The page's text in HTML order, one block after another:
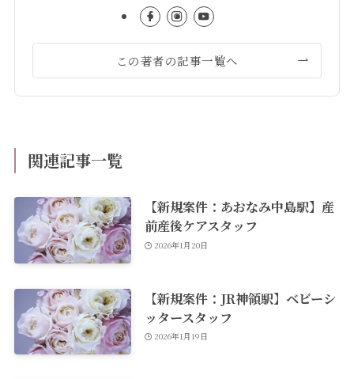
この著者の記事一覧へ
関連記事一覧
【新規案件：あおなみ中島駅】産
前産後ケアスタッフ
2026年1月20日
【新規案件：JR神領駅】ベビーシ
ッタースタッフ
2026年1月19日